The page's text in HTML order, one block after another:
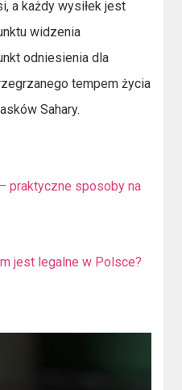
a każdy wysiłek jest
widzenia
odniesienia dla
tempem życia
Sahary.
praktyczne sposoby na
jest legalne w Polsce?